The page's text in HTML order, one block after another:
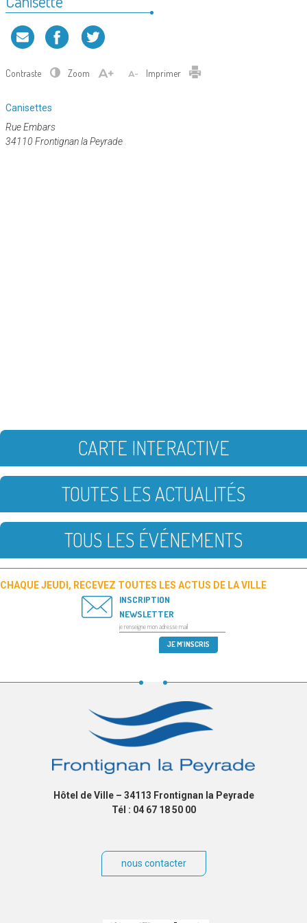
Contraste Zoom Imprimer
Catégorie
Canisettes
Rue Embars
34110 Frontignan la Peyrade
CARTE INTERACTIVE
TOUTES LES ACTUALITÉS
TOUS LES ÉVÉNEMENTS
CHAQUE JEUDI, RECEVEZ TOUTES LES ACTUS DE LA VILLE
INSCRIPTION
NEWSLETTER
Hôtel de Ville – 34113 Frontignan la Peyrade
Tél : 04 67 18 50 00
nous contacter